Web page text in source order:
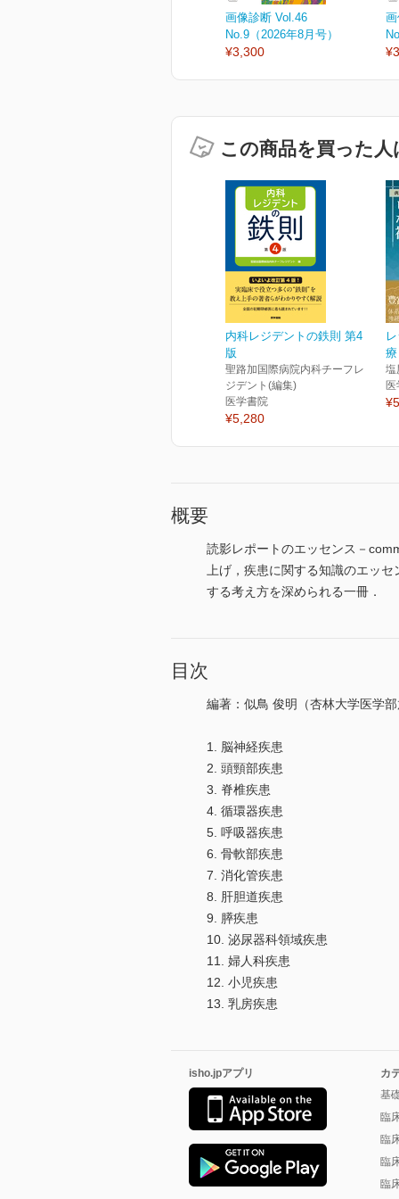
画像診断 Vol.46
No.9（2026年8月号）
¥3,300
この商品を買った
内科レジデントの鉄則 第4
版
聖路加国際病院内科チーフレ
ジデント(編集)
医学書院
¥5,280
療
塩
概要
読影レポートのエッセンス－
上げ，疾患に関する知識のエッ
する考え方を深められる一冊．
目次
編著：似鳥 俊明（杏林大学医学
1. 脳神経疾患
2. 頭頸部疾患
3. 脊椎疾患
4. 循環器疾患
5. 呼吸器疾患
6. 骨軟部疾患
7. 消化管疾患
8. 肝胆道疾患
9. 膵疾患
10. 泌尿器科領域疾患
11. 婦人科疾患
12. 小児疾患
13. 乳房疾患
isho.jpアプリ
カ
基
臨
臨
臨
臨